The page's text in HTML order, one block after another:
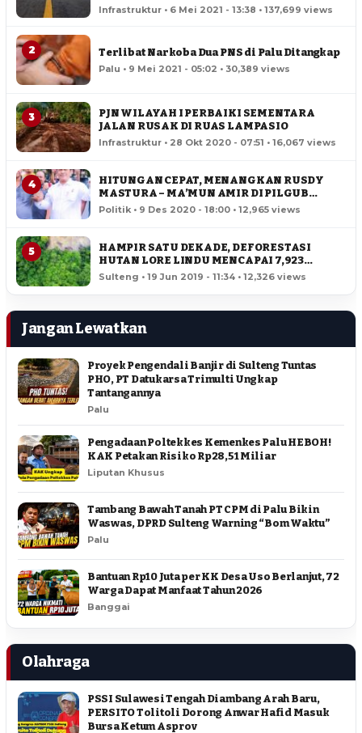
Infrastruktur • 6 Mei 2021 - 13:38 • 137,699 views
2 Terlibat Narkoba Dua PNS di Palu Ditangkap
Palu • 9 Mei 2021 - 05:02 • 30,389 views
3
PJN WILAYAH I PERBAIKI SEMENTARA
JALAN RUSAK DI RUAS LAMPASIO
Infrastruktur • 28 Okt 2020 - 07:51 • 16,067 views
4
HITUNGAN CEPAT, MENANGKAN RUSDY
MASTURA – MA’MUN AMIR DI PILGUB
SULTENG
Politik • 9 Des 2020 - 18:00 • 12,965 views
5
HAMPIR SATU DEKADE, DEFORESTASI
HUTAN LORE LINDU MENCAPAI 7,923
HEKTAR
Sulteng • 19 Jun 2019 - 11:34 • 12,326 views
Jangan Lewatkan
Proyek Pengendali Banjir di Sulteng Tuntas
PHO, PT Datukarsa Trimulti Ungkap
Tantangannya
Palu
Pengadaan Poltekkes Kemenkes Palu HEBOH!
KAK Petakan Risiko Rp28,51 Miliar
Liputan Khusus
Tambang Bawah Tanah PT CPM di Palu Bikin
Waswas, DPRD Sulteng Warning “Bom Waktu”
Palu
Bantuan Rp10 Juta per KK Desa Uso Berlanjut, 72
Warga Dapat Manfaat Tahun 2026
Banggai
Olahraga
PSSI Sulawesi Tengah Diambang Arah Baru,
PERSITO Tolitoli Dorong Anwar Hafid Masuk
Bursa Ketum Asprov